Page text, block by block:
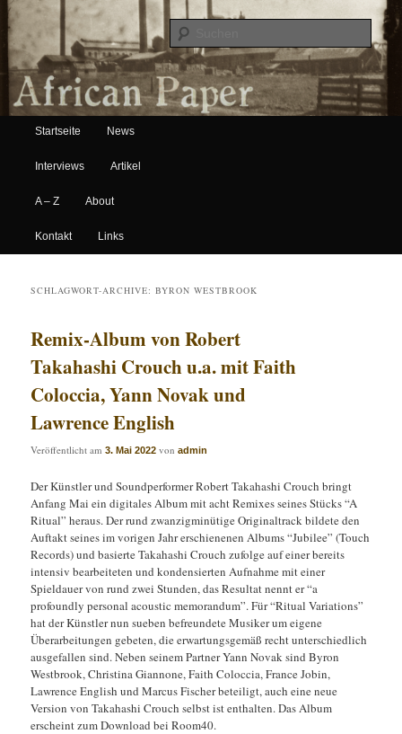
African Paper
Hauptmenü
Zum Inhalt wechseln
Zum sekundären Inhalt wechseln
Startseite News
Interviews Artikel
A – Z About
Kontakt Links
SCHLAGWORT-ARCHIVE:BYRON WESTBROOK
Remix-Album von Robert
Takahashi Crouch u.a. mit Faith
Coloccia, Yann Novak und
Lawrence English
Veröffentlicht am3. Mai 2022 vonadmin
Der Künstler und Soundperformer Robert Takahashi Crouch bringt
Anfang Mai ein digitales Album mit acht Remixes seines Stücks “A
Ritual” heraus. Der rund zwanzigminütige Originaltrack bildete den
Auftakt seines im vorigen Jahr erschienenen Albums “Jubilee” (Touch
Records) und basierte Takahashi Crouch zufolge auf einer bereits
intensiv bearbeiteten und kondensierten Aufnahme mit einer
Spieldauer von rund zwei Stunden, das Resultat nennt er “a
profoundly personal acoustic memorandum”. Für “Ritual Variations”
hat der Künstler nun sueben befreundete Musiker um eigene
Überarbeitungen gebeten, die erwartungsgemäß recht unterschiedlich
ausgefallen sind. Neben seinem Partner Yann Novak sind Byron
Westbrook, Christina Giannone, Faith Coloccia, France Jobin,
Lawrence English und Marcus Fischer beteiligt, auch eine neue
Version von Takahashi Crouch selbst ist enthalten. Das Album
erscheint zum Download bei Room40.